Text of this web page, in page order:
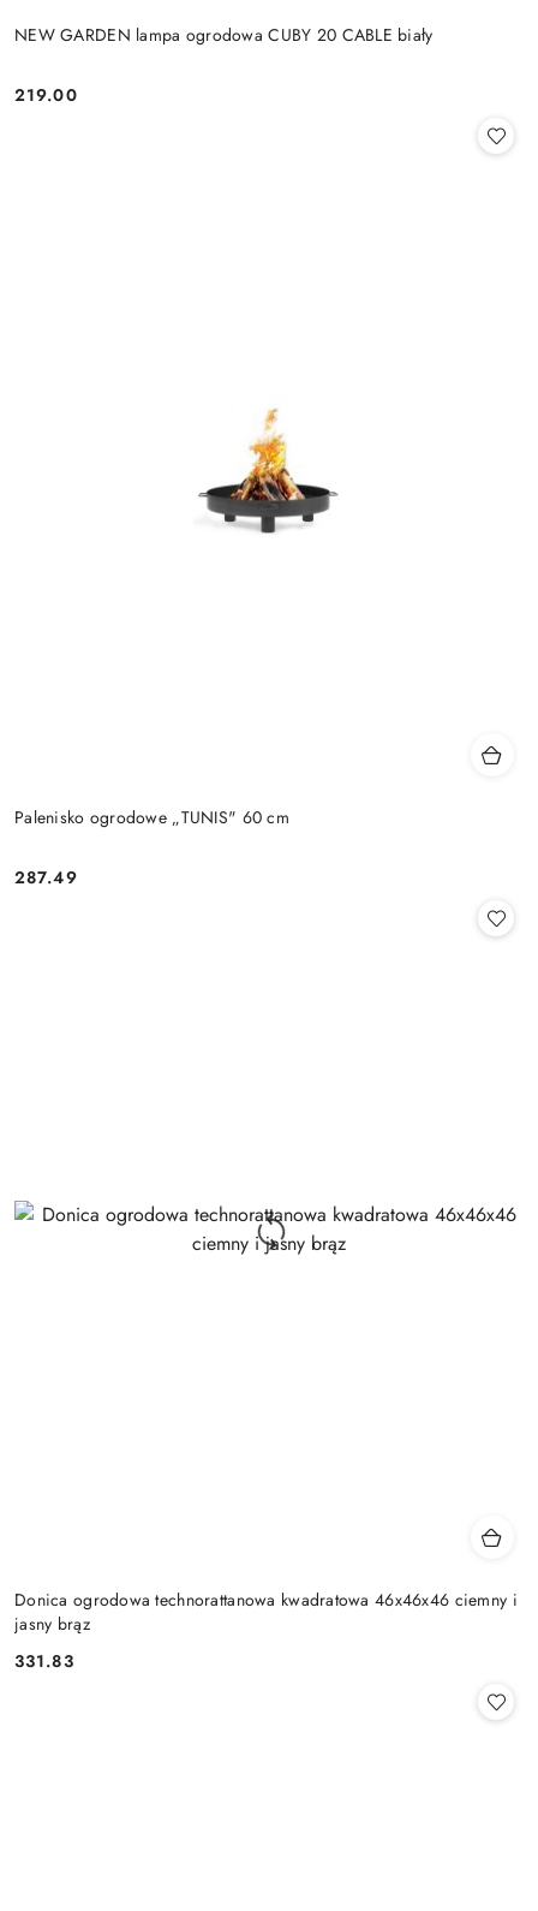
NEW GARDEN lampa ogrodowa CUBY 20 CABLE biały
Cena:
219.00
Palenisko ogrodowe „TUNIS" 60 cm
Cena:
287.49
Donica ogrodowa technorattanowa kwadratowa 46x46x46 ciemny i
jasny brąz
Cena:
331.83